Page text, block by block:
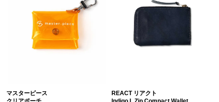
マスターピース
REACT リアクト